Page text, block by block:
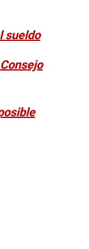
sueldo